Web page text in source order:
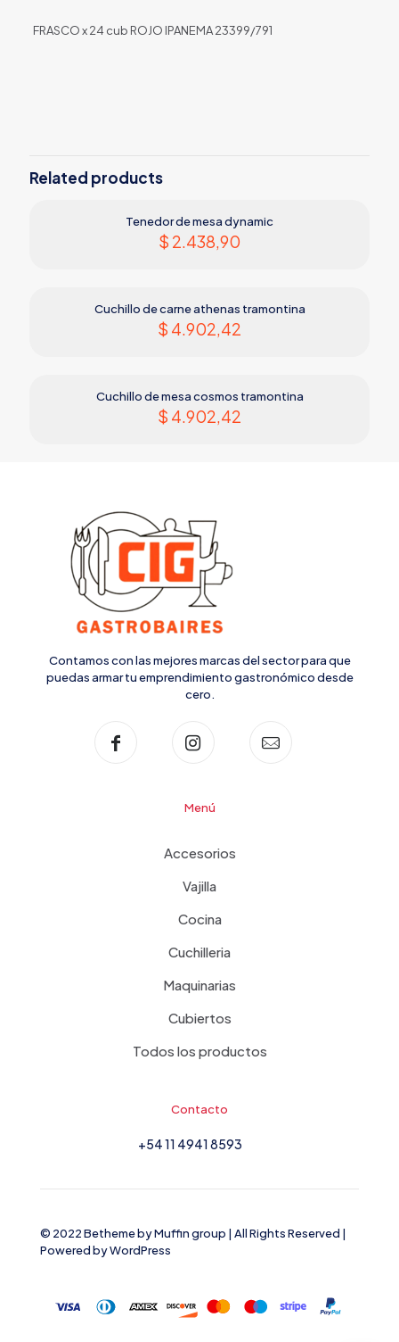
FRASCO x 24 cub ROJO IPANEMA 23399/791
Related products
Tenedor de mesa dynamic
$ 2.438,90
Cuchillo de carne athenas tramontina
$ 4.902,42
Cuchillo de mesa cosmos tramontina
$ 4.902,42
Contamos con las mejores marcas del sector para que
puedas armar tu emprendimiento gastronómico desde
cero.
Menú
Accesorios
Vajilla
Cocina
Cuchilleria
Maquinarias
Cubiertos
Todos los productos
Contacto
+54 11 4941 8593
© 2022 Betheme byMuffin group | All Rights Reserved |
Powered byWordPress